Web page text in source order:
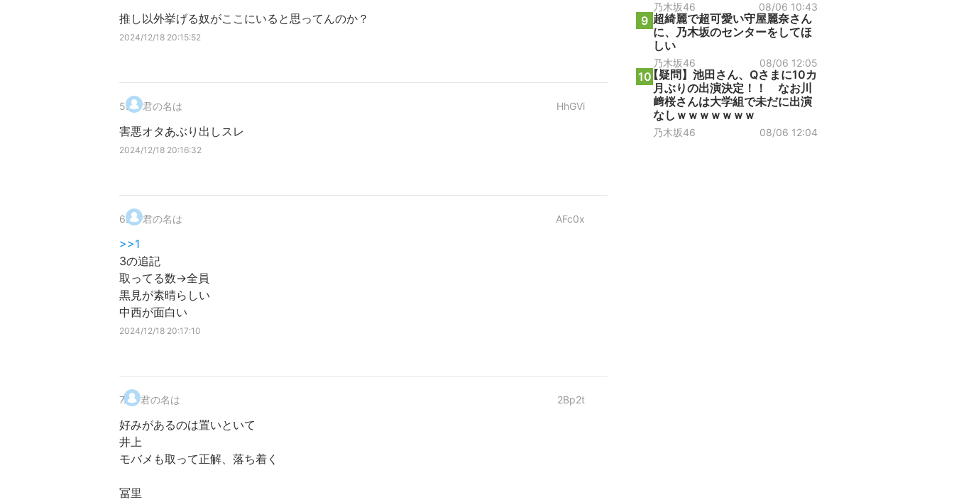
推し以外挙げる奴がここにいると思ってんのか？
2024/12/18 20:15:52
5. 君の名は HhGVi
害悪オタあぶり出しスレ
2024/12/18 20:16:32
6. 君の名は AFc0x
>>1
3の追記
取ってる数→全員
黒見が素晴らしい
中西が面白い
2024/12/18 20:17:10
7. 君の名は 2Bp2t
好みがあるのは置いといて
井上
モバメも取って正解、落ち着く
冨里
乃木坂46 08/06 10:43
9 超綺麗で超可愛い守屋麗奈さん
に、乃木坂のセンターをしてほ
しい
乃木坂46 08/06 12:05
10【疑問】池田さん、Qさまに10カ
月ぶりの出演決定！！ なお川
﨑桜さんは大学組で未だに出演
なしｗｗｗｗｗｗｗ
乃木坂46 08/06 12:04